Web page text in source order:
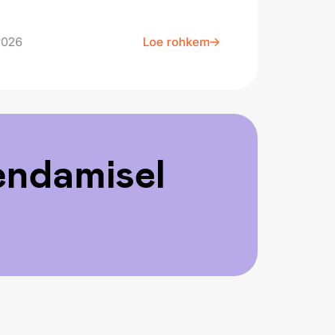
Loe rohkem